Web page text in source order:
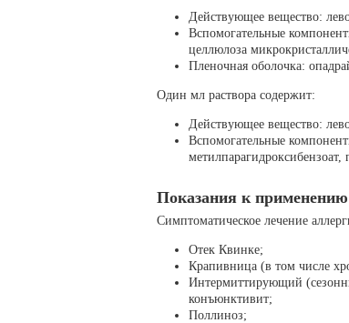
Действующее вещество:
Вспомогательные
целлюлоза
Пленочная оболочка:
Один мл раствора содержит:
Действующее вещество:
Вспомогательные
Показания к применению
Симптоматическое лечение
Отек Квинке;
Крапивница (в том числе
Интермиттирующий
конъюнктивит;
Поллиноз;